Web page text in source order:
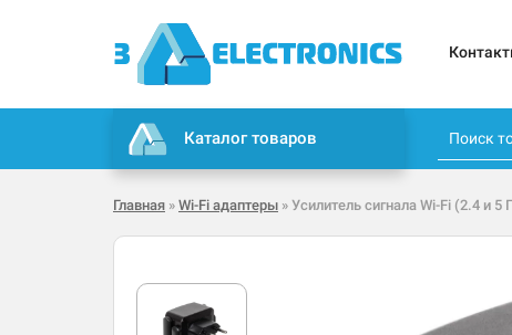
Каталог товаров
Главная » Wi-Fi адаптеры » Усилитель сигнала Wi-Fi (2.4 и